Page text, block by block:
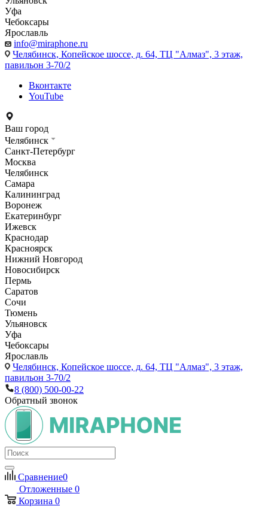
Уфа
Чебоксары
Ярославль
info@miraphone.ru
Челябинск, Копейское шоссе, д. 64, ТЦ "Алмаз", 3 этаж,
павильон 3-70/2
Вконтакте
YouTube
Ваш город
Челябинск
Санкт-Петербург
Москва
Челябинск
Самара
Калининград
Воронеж
Екатеринбург
Ижевск
Краснодар
Красноярск
Нижний Новгород
Новосибирск
Пермь
Саратов
Сочи
Тюмень
Ульяновск
Уфа
Чебоксары
Ярославль
Челябинск, Копейское шоссе, д. 64, ТЦ "Алмаз", 3 этаж,
павильон 3-70/2
8 (800) 500-00-22
Обратный звонок
Сравнение0
Отложенные 0
Корзина 0